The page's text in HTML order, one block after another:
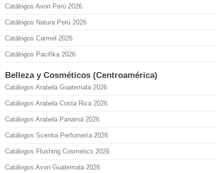
Catálogos Avon Perú 2026
Catálogos Natura Perú 2026
Catálogos Carmel 2026
Catálogos Pacifika 2026
Belleza y Cosméticos (Centroamérica)
Catálogos Arabela Guatemala 2026
Catálogos Arabela Costa Rica 2026
Catálogos Arabela Panamá 2026
Catálogos Scentia Perfumería 2026
Catálogos Flushing Cosmetics 2026
Catálogos Avon Guatemala 2026